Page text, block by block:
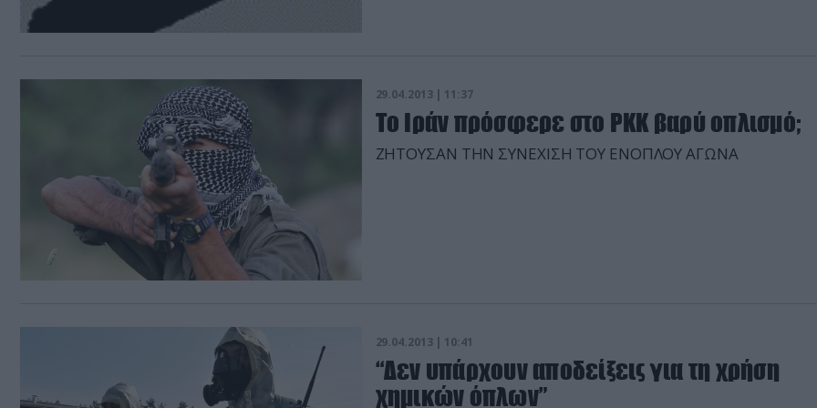
29.04.2013 | 11:37
Το Ιράν πρόσφερε στο PKK βαρύ οπλισμό;
ΖΗΤΟΥΣΑΝ ΤΗΝ ΣΥΝΕΧΙΣΗ ΤΟΥ ΕΝΟΠΛΟΥ ΑΓΩΝΑ
29.04.2013 | 10:41
“Δεν υπάρχουν αποδείξεις για τη χρήση
χημικών όπλων”